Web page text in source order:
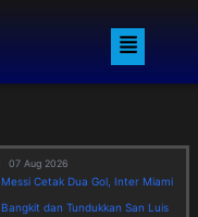
Menu
07 Aug 2026
Messi Cetak Dua Gol, Inter Miami
Bangkit dan Tundukkan San Luis